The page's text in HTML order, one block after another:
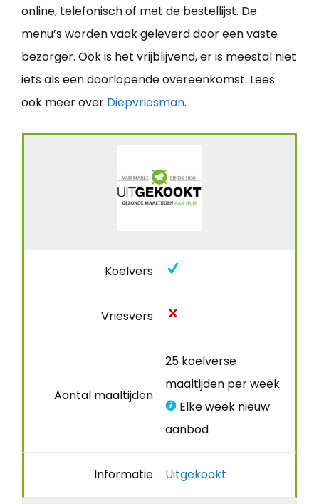
online, telefonisch of met de bestellijst. De
menu’s worden vaak geleverd door een vaste
bezorger. Ook is het vrijblijvend, er is meestal niet
iets als een doorlopende overeenkomst. Lees
ook meer over Diepvriesman.
Koelvers
Vriesvers
Aantal maaltijden
25 koelverse
maaltijden per week
Elke week nieuw
aanbod
Informatie Uitgekookt